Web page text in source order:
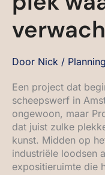
Door Nick /
Een project dat
scheepswerf in
ongewoon, maar
dat juist zulke
kunst. Midden op
industriële loodsen
expositieruimte die